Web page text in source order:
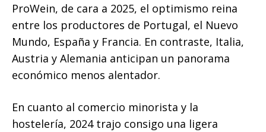
ProWein, de cara a 2025, el optimismo reina
entre los productores de Portugal, el Nuevo
Mundo, España y Francia. En contraste, Italia,
Austria y Alemania anticipan un panorama
económico menos alentador.
En cuanto al comercio minorista y la
hostelería, 2024 trajo consigo una ligera